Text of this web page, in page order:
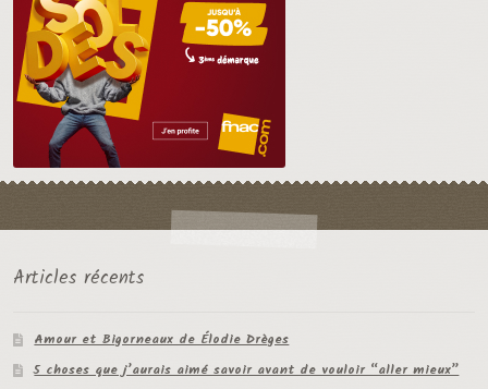
Articles récents
Amour et Bigorneaux de Élodie Drèges
5 choses que j’aurais aimé savoir avant de vouloir “aller mieux”